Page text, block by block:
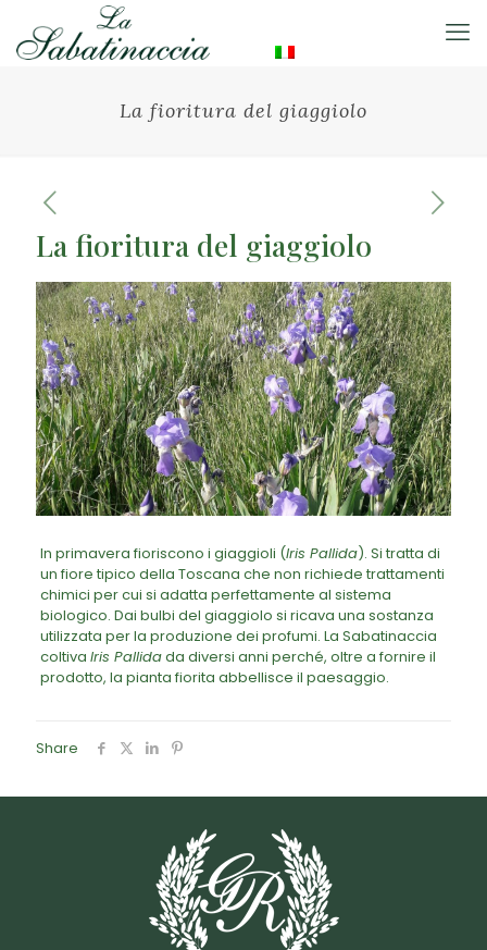
La fioritura del giaggiolo
La fioritura del giaggiolo
In primavera fioriscono i giaggioli (Iris Pallida). Si tratta di
un fiore tipico della Toscana che non richiede trattamenti
chimici per cui si adatta perfettamente al sistema
biologico. Dai bulbi del giaggiolo si ricava una sostanza
utilizzata per la produzione dei profumi. La Sabatinaccia
coltiva Iris Pallidada diversi anni perché, oltre a fornire il
prodotto, la pianta fiorita abbellisce il paesaggio.
Share